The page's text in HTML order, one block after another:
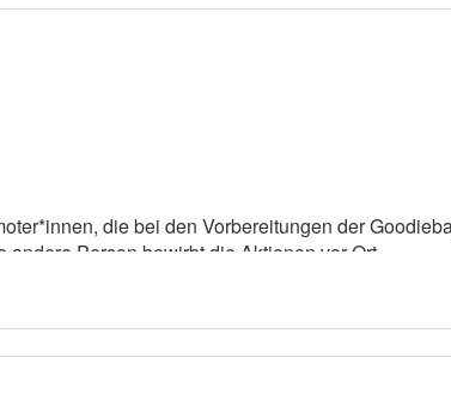
die bei den Vorbereitungen der
Person bewirbt die Aktionen vor Ort.
Hosenanzug wird gestellt.